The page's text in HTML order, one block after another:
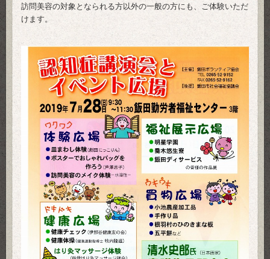
訪問美容の対象となられる方以外の一般の方にも、ご体験いただ
けます。